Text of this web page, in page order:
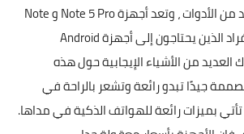
تشتهر Xiaomi بالعديد من الأدوات ، وتعد أجهزة Note 5 Pro و Note
6 Pro خيارات جيدة للأفراد الذين يحتاجون إلى أجهزة Android
من الأشياء الإيجابية حول هذه
جيدًا تبدو رائعة وتشعر بالراحة في
بميزات رائعة للهواتف الذكية في مداها.